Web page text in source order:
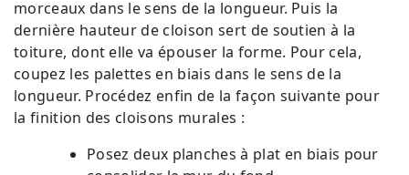
morceaux dans le sens de la longueur. Puis la
dernière hauteur de cloison sert de soutien à la
toiture, dont elle va épouser la forme. Pour cela,
coupez les palettes en biais dans le sens de la
longueur. Procédez enfin de la façon suivante pour
la finition des cloisons murales :
Posez deux planches à plat en biais pour